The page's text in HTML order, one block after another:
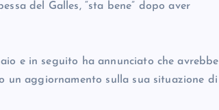
del Galles, “sta bene” dopo aver
e in seguito ha annunciato che avrebbe
aggiornamento sulla sua situazione di